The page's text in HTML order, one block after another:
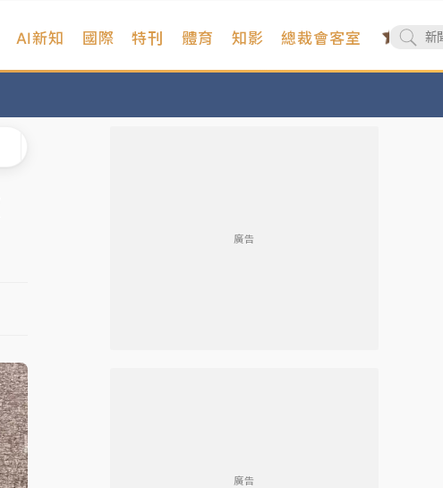
AI新知 國際 特刊 體育 知影 總裁會客室
廣告
廣告